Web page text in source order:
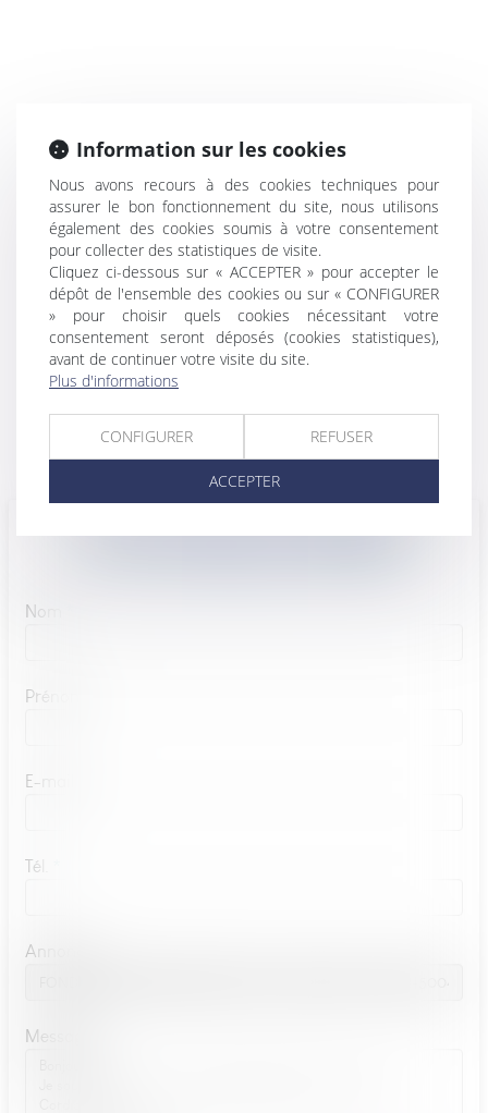
CETTE ANNONCE M'INTÉRESSE
Nom
Prénom
E-mail
Tél.
Annonce
Message
Information sur les cookies
Nous avons recours à des cookies techniques pour
assurer le bon fonctionnement du site, nous utilisons
également des cookies soumis à votre consentement
pour collecter des statistiques de visite.
Cliquez ci-dessous sur « ACCEPTER » pour accepter le
dépôt de l'ensemble des cookies ou sur « CONFIGURER
» pour choisir quels cookies nécessitant votre
consentement seront déposés (cookies statistiques),
avant de continuer votre visite du site.
Plus d'informations
CONFIGURER REFUSER
ACCEPTER